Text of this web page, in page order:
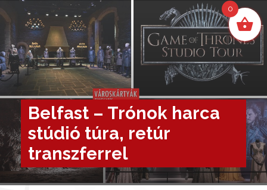
Belfast – Trónok harca
stúdió túra, retúr
transzferrel
0